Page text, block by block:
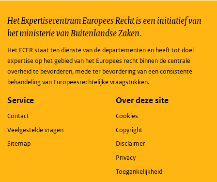
Het Expertisecentrum Europees Recht is een initiatief van
het ministerie van Buitenlandse Zaken.
Het ECER staat ten dienste van de departementen en heeft tot doel
expertise op het gebied van het Europees recht binnen de centrale
overheid te bevorderen, mede ter bevordering van een consistente
behandeling van Europeesrechtelijke vraagstukken.
Service
Contact
Veelgestelde vragen
Sitemap
Over deze site
Cookies
Copyright
Disclaimer
Privacy
Toegankelijkheid